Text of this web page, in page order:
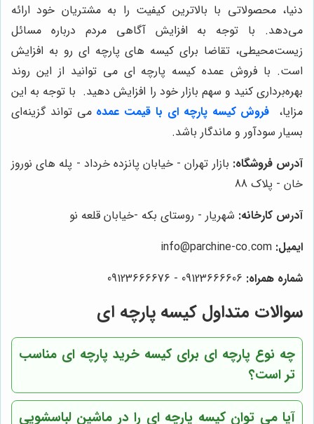
دنیا، محصولاتی با بالاترین کیفیت را به مشتریان خود ارائه
می‌دهد. با توجه به افزایش آگاهی مردم درباره مسائل
زیست‌محیطی، تقاضا برای کیسه های پارچه ای رو به افزایش
است. با فروش عمده کیسه پارچه ای می توانید از این روند
بهره‌برداری کنید و سهم بازار خود را افزایش دهید. با توجه به این
مزایا، فروش کیسه پارچه ای با قیمت عمده می تواند گزینه‌ای
بسیار سودآور و ماندگار باشد.
آدرس فروشگاه: بازار تهران - خیابان پانزده خرداد - پله های نوروز
خان - پلاک 88
آدرس کارخانه: شهریار - روستای بکه -خیابان قلعه نو
ایمیل:
شماره همراه:
سوالات متداول کیسه پارچه ای
چه نوع پارچه ای برای کیسه خرید پارچه ای مناسب
تر است؟
آیا می توان کیسه پارچه ای را در ماشین لباسشویی